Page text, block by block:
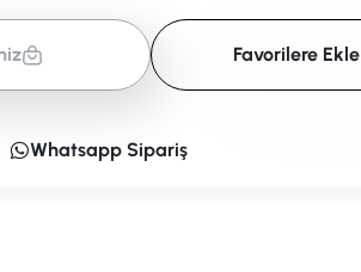
Favorilere Ekle
Whatsapp Sipariş